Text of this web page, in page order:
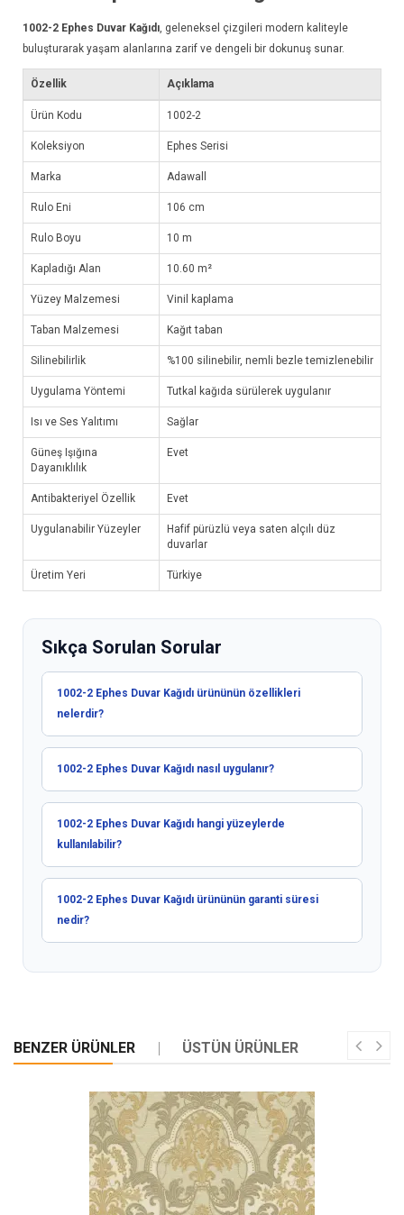
1002-2 Ephes Duvar Kağıdı , geleneksel çizgileri modern kaliteyle
buluşturarak yaşam alanlarına zarif ve dengeli bir dokunuş sunar.
Özellik Açıklama
Ürün Kodu 1002-2
Koleksiyon Ephes Serisi
Marka Adawall
Rulo Eni 106 cm
Rulo Boyu 10 m
Kapladığı Alan 10.60 m²
Yüzey Malzemesi Vinil kaplama
Taban Malzemesi Kağıt taban
Silinebilirlik %100 silinebilir, nemli bezle temizlenebilir
Uygulama Yöntemi Tutkal kağıda sürülerek uygulanır
Isı ve Ses Yalıtımı Sağlar
Güneş Işığına
Dayanıklılık
Evet
Antibakteriyel Özellik Evet
Uygulanabilir Yüzeyler
Hafif pürüzlü veya saten alçılı düz
duvarlar
Üretim Yeri Türkiye
Sıkça Sorulan Sorular
1002-2 Ephes Duvar Kağıdı ürününün özellikleri
nelerdir?
1002-2 Ephes Duvar Kağıdı nasıl uygulanır?
1002-2 Ephes Duvar Kağıdı hangi yüzeylerde
kullanılabilir?
1002-2 Ephes Duvar Kağıdı ürününün garanti süresi
nedir?
BENZER ÜRÜNLER ÜSTÜN ÜRÜNLER